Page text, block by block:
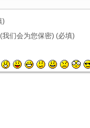
)
我们会为您保密) (必填)